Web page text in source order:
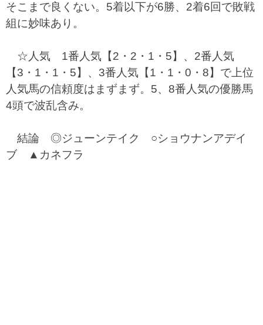
そこまで良くない。5着以下が6勝、2着6回で敗戦
組に妙味あり。
☆人気 1番人気【2・2・1・5】、2番人気
【3・1・1・5】、3番人気【1・1・0・8】で上位
人気馬の信頼度はまずまず。5、8番人気の優勝馬
4頭で波乱含み。
結論 ◎ジューンテイク ○ショウナンアデイ
ブ ▲カネフラ